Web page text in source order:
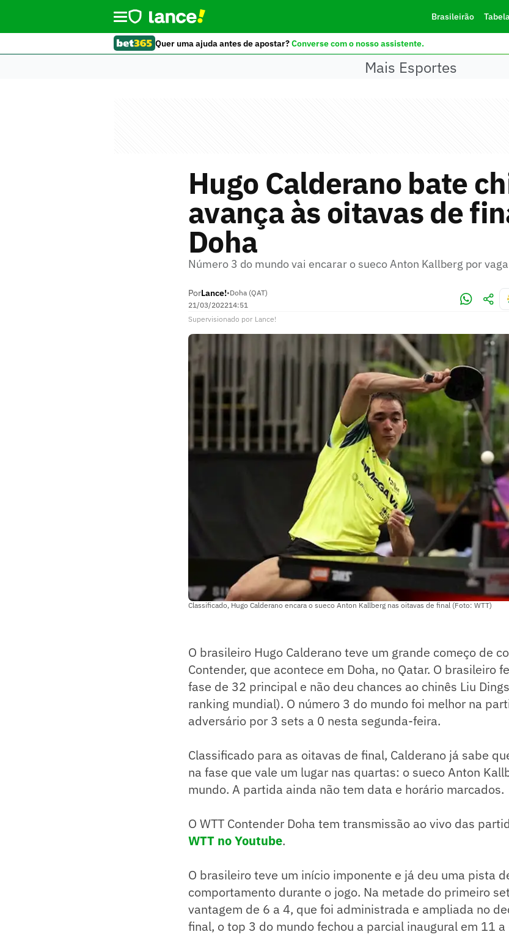
Brasileirão
Quer uma ajuda antes de apostar?Converse com o nosso assistente.
Mais Esportes
Hugo Calderano bate
avança às oitavas de
Doha
Número 3 do mundo vai encarar o sueco Anton Kallberg por
PorLance!•Doha (QAT)
21/03/202214:51
Supervisionado por Lance!
Classificado, Hugo Calderano encara o sueco Anton Kallberg nas oitavas de final (Foto: WTT)
O brasileiro Hugo Calderano teve um grande começo de
Contender, que acontece em Doha, no Qatar. O brasileiro
fase de 32 principal e não deu chances ao chinês Liu
ranking mundial). O número 3 do mundo foi melhor na
adversário por 3 sets a 0 nesta segunda-feira.
Classificado para as oitavas de final, Calderano já sabe
na fase que vale um lugar nas quartas: o sueco Anton
mundo. A partida ainda não tem data e horário marcados.
O WTT Contender Doha tem transmissão ao vivo das
WTT no Youtube.
O brasileiro teve um início imponente e já deu uma pista
comportamento durante o jogo. Na metade do primeiro
vantagem de 6 a 4, que foi administrada e ampliada no
final, o top 3 do mundo fechou a parcial inaugural em 11 a